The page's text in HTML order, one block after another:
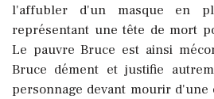
l'affubler d'un masque en
représentant une tête de mort
Le pauvre Bruce est ainsi
Bruce dément et justifie
personnage devant mourir